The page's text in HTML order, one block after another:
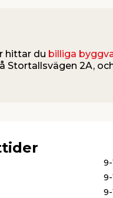
hittar du billiga
Stortallsvägen 2A,
9-
9-
9-